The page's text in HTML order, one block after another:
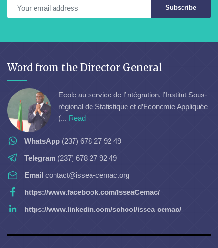
Subscribe
Word from the Director General
Ecole au service de l’intégration, l’Institut Sous-
régional de Statistique et d’Economie Appliquée
(... Read
WhatsApp (237) 678 27 92 49
Telegram (237) 678 27 92 49
Email contact@issea-cemac.org
https://www.facebook.com/IsseaCemac/
https://www.linkedin.com/school/issea-cemac/